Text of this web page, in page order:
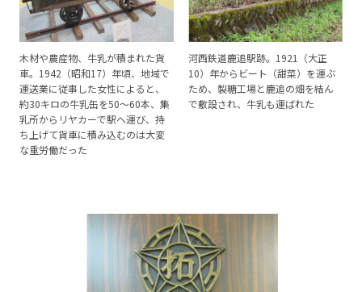
木材や農産物、牛乳が積まれた貨
車。1942（昭和17）年頃、地域で
運送業に従事した女性によると、
約30キロの牛乳缶を50～60本、集
乳所からリヤカーで駅へ運び、持
ち上げて貨車に積み込むのは大変
な重労働だった
河西鉄道鹿追駅跡。1921（大正
10）年からビート（甜菜）を運ぶ
ため、製糖工場と鹿追の畑を結ん
で敷設され、牛乳も運ばれた